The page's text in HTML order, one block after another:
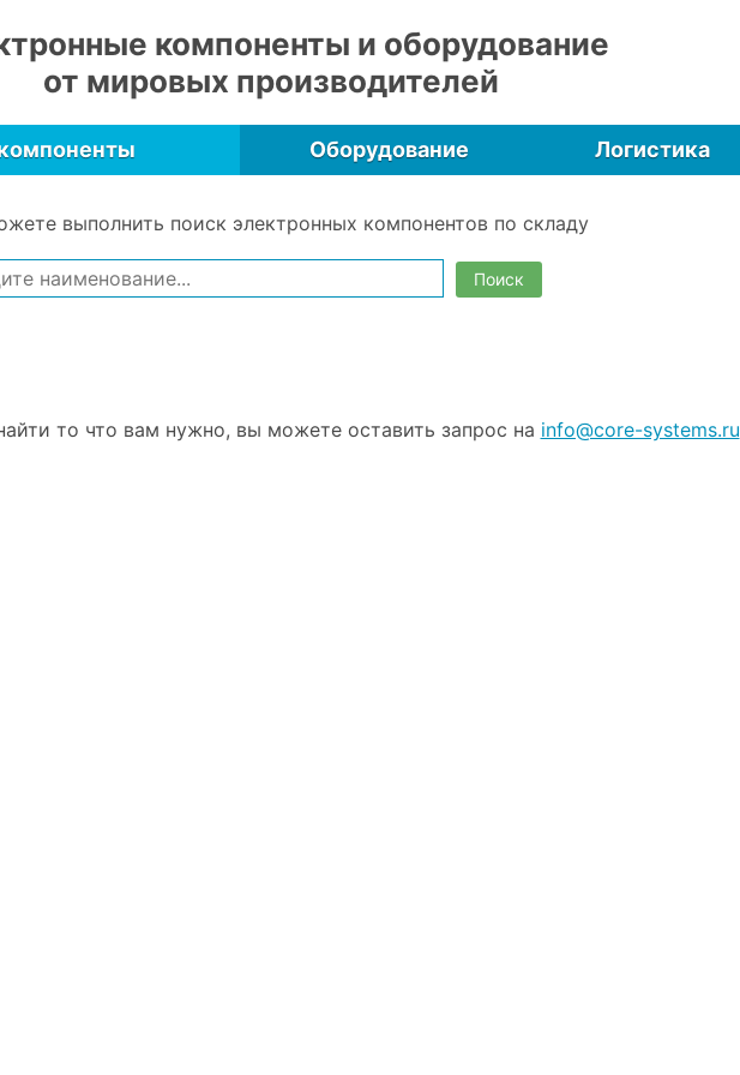
компоненты и оборудование
от мировых производителей
Оборудование Логистика
выполнить поиск электронных компонентов по складу
Поиск
то что вам нужно, вы можете оставить запрос на info@core-systems.ru